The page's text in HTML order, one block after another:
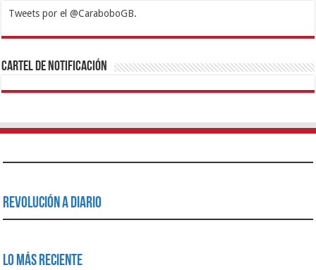
Tweets por el @CaraboboGB.
1xbetBetturkeyBetistKralbetSupertotobetTipobetMatadorbetMariobet
https://mvbcasino.com/
Cartel de Notificación
Revolución a Diario
Lo Más Reciente